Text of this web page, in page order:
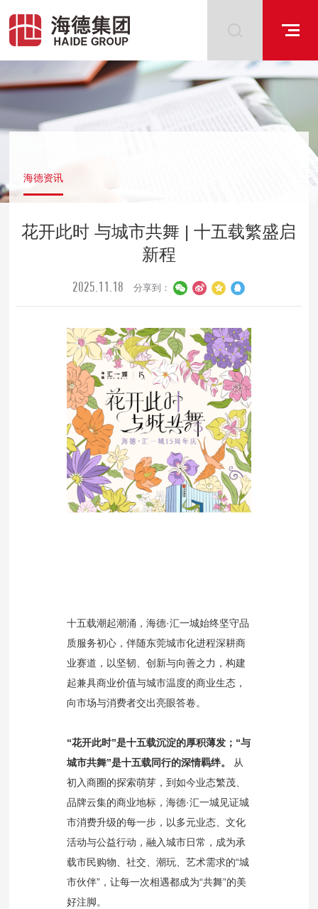
海德资讯
花开此时 与城市共舞 | 十五载繁盛启
新程
2025.11.18 分享到：
十五载潮起潮涌，海德·汇一城始终坚守品
质服务初心，伴随东莞城市化进程深耕商
业赛道，以坚韧、创新与向善之力，构建
起兼具商业价值与城市温度的商业生态，
向市场与消费者交出亮眼答卷。
“花开此时”是十五载沉淀的厚积薄发；“与
城市共舞”是十五载同行的深情羁绊。
从
初入商圈的探索萌芽，到如今业态繁茂、
品牌云集的商业地标，海德·汇一城见证城
市消费升级的每一步，以多元业态、文化
活动与公益行动，融入城市日常，成为承
载市民购物、社交、潮玩、艺术需求的“城
市伙伴”，让每一次相遇都成为“共舞”的美
好注脚。